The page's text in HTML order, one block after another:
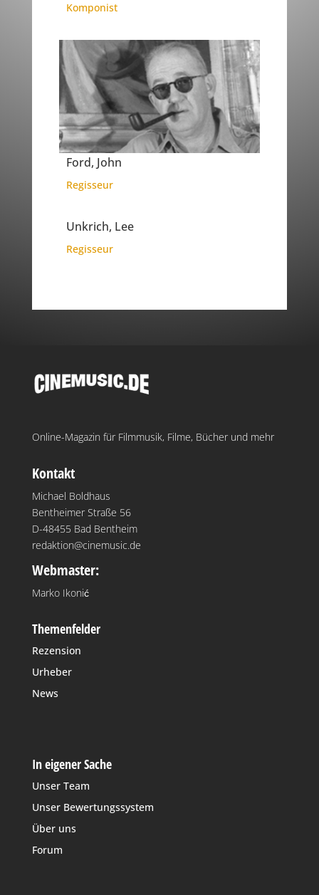
Komponist
Ford, John
Regisseur
Unkrich, Lee
Regisseur
Online-Magazin für Filmmusik, Filme, Bücher und mehr
Kontakt
Michael Boldhaus
Bentheimer Straße 56
D-48455 Bad Bentheim
redaktion@cinemusic.de
Webmaster:
Marko Ikonić
Themenfelder
Rezension
Urheber
News
In eigener Sache
Unser Team
Unser Bewertungssystem
Über uns
Forum